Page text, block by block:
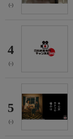
(-)
4
(-)
5
(-)